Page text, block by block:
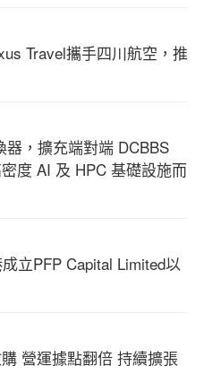
Travel攜手四川航空，推
，擴充端對端 DCBBS
度 AI 及 HPC 基礎設施而
立PFP Capital Limited以
營運據點翻倍 持續擴張